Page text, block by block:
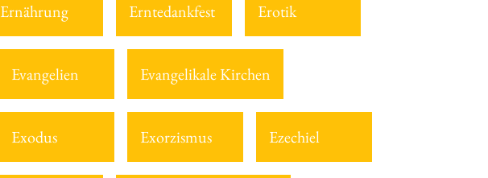
Ernährung Erntedankfest Erotik
Evangelien Evangelikale Kirchen
Exodus Exorzismus Ezechiel